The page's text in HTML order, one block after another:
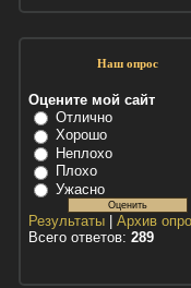
Наш опрос
Оцените мой сайт
Отлично
Хорошо
Неплохо
Плохо
Ужасно
Результаты| Архив
Всего ответов: 289